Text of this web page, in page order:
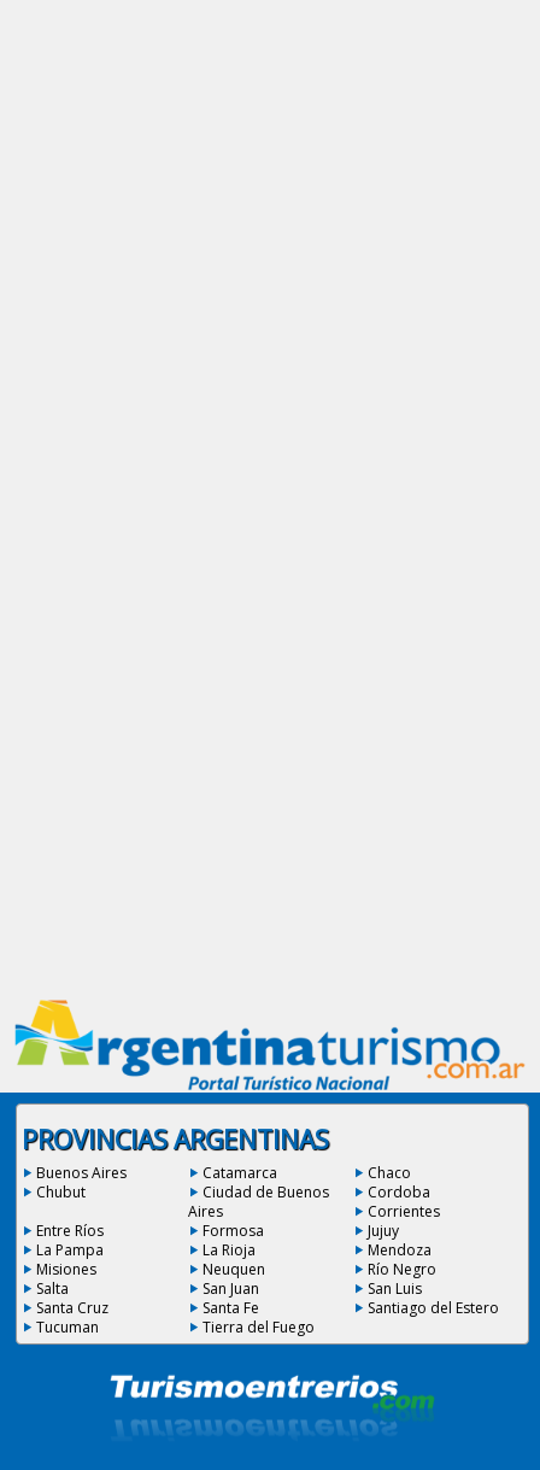
PROVINCIAS ARGENTINAS
Buenos Aires Catamarca
Chaco
Chubut
Ciudad de Buenos
Aires
Cordoba
Corrientes
Entre Ríos
Formosa
Jujuy
La Pampa
La Rioja
Mendoza
Misiones
Neuquen
Río Negro
Salta
San Juan
San Luis
Santa Cruz
Santa Fe
Santiago del Estero
Tucuman
Tierra del Fuego